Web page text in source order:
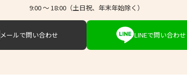
9:00 〜 18:00（土日祝、年末年始除く）
メールで問い合わせ LINEで問い合わせ